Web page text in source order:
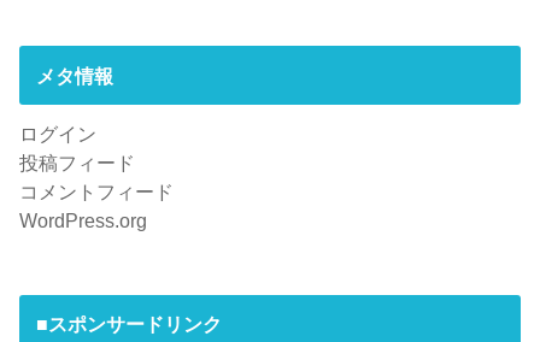
メタ情報
ログイン
投稿フィード
コメントフィード
WordPress.org
■スポンサードリンク